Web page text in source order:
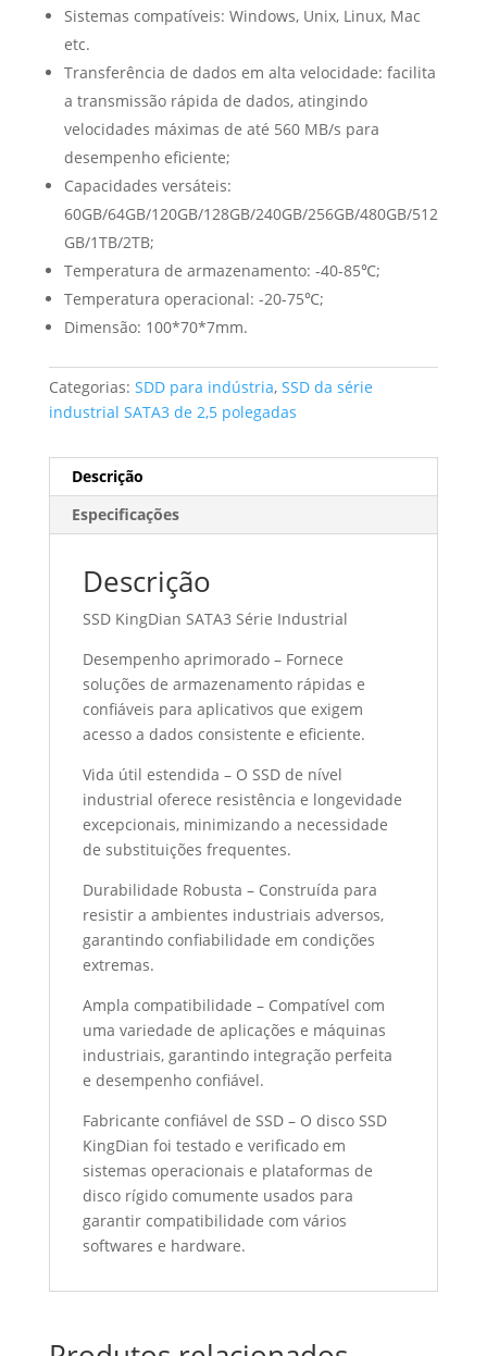
Sistemas compatíveis: Windows, Unix, Linux, Mac
etc.
Transferência de dados em alta velocidade: facilita
a transmissão rápida de dados, atingindo
velocidades máximas de até 560 MB/s para
desempenho eficiente;
Capacidades versáteis:
60GB/64GB/120GB/128GB/240GB/256GB/480GB/512
GB/1TB/2TB;
Temperatura de armazenamento: -40-85℃;
Temperatura operacional: -20-75℃;
Dimensão: 100*70*7mm.
Categorias: SDD para indústria, SSD da série
industrial SATA3 de 2,5 polegadas
Descrição
Especificações
Descrição
SSD KingDian SATA3 Série Industrial
Desempenho aprimorado – Fornece
soluções de armazenamento rápidas e
confiáveis ​​para aplicativos que exigem
acesso a dados consistente e eficiente.
Vida útil estendida – O SSD de nível
industrial oferece resistência e longevidade
excepcionais, minimizando a necessidade
de substituições frequentes.
Durabilidade Robusta – Construída para
resistir a ambientes industriais adversos,
garantindo confiabilidade em condições
extremas.
Ampla compatibilidade – Compatível com
uma variedade de aplicações e máquinas
industriais, garantindo integração perfeita
e desempenho confiável.
Fabricante confiável de SSD – O disco SSD
KingDian foi testado e verificado em
sistemas operacionais e plataformas de
disco rígido comumente usados ​​para
garantir compatibilidade com vários
softwares e hardware.